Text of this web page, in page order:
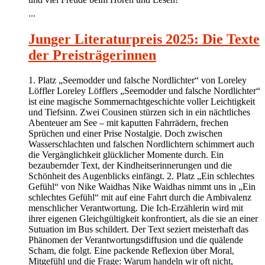
...
Junger Literaturpreis 2025: Die Texte
der Preisträgerinnen
1. Platz „Seemodder und falsche Nordlichter“ von Loreley
Löffler Loreley Löfflers „Seemodder und falsche Nordlichter“
ist eine magische Sommernachtgeschichte voller Leichtigkeit
und Tiefsinn. Zwei Cousinen stürzen sich in ein nächtliches
Abenteuer am See – mit kaputten Fahrrädern, frechen
Sprüchen und einer Prise Nostalgie. Doch zwischen
Wasserschlachten und falschen Nordlichtern schimmert auch
die Vergänglichkeit glücklicher Momente durch. Ein
bezaubernder Text, der Kindheitserinnerungen und die
Schönheit des Augenblicks einfängt. 2. Platz „Ein schlechtes
Gefühl“ von Nike Waidhas Nike Waidhas nimmt uns in „Ein
schlechtes Gefühl“ mit auf eine Fahrt durch die Ambivalenz
menschlicher Verantwortung. Die Ich-Erzählerin wird mit
ihrer eigenen Gleichgültigkeit konfrontiert, als die sie an einer
Sutuation im Bus schildert. Der Text seziert meisterhaft das
Phänomen der Verantwortungsdiffusion und die quälende
Scham, die folgt. Eine packende Reflexion über Moral,
Mitgefühl und die Frage: Warum handeln wir oft nicht,